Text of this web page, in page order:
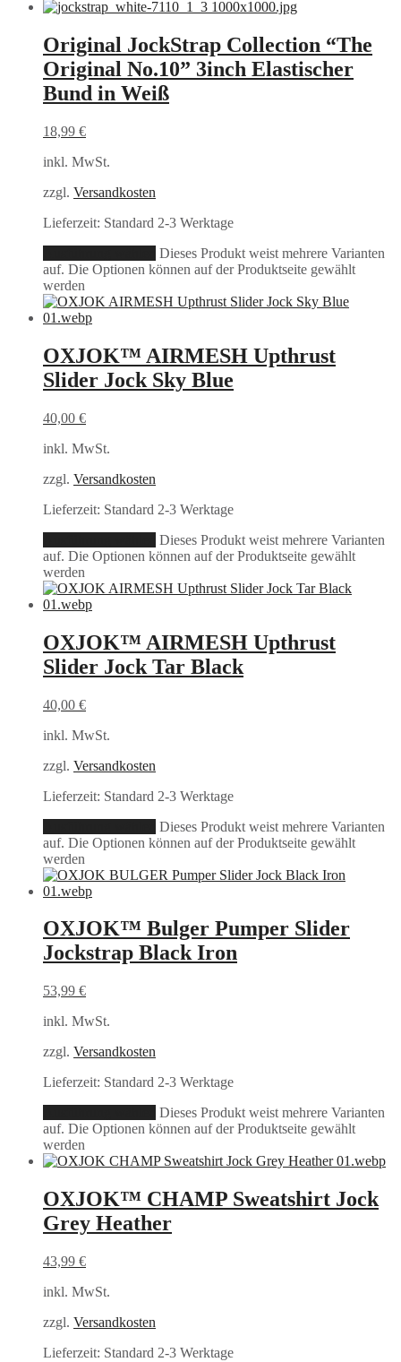
Original JockStrap Collection “The
Original No.10” 3inch Elastischer
Bund in Weiß
18,99 €
inkl. MwSt.
zzgl. Versandkosten
Lieferzeit: Standard 2-3 Werktage
Dieses Produkt weist mehrere Varianten
auf. Die Optionen können auf der Produktseite gewählt
werden
OXJOK™ AIRMESH Upthrust
Slider Jock Sky Blue
40,00 €
inkl. MwSt.
zzgl. Versandkosten
Lieferzeit: Standard 2-3 Werktage
Dieses Produkt weist mehrere Varianten
auf. Die Optionen können auf der Produktseite gewählt
werden
OXJOK™ AIRMESH Upthrust
Slider Jock Tar Black
40,00 €
inkl. MwSt.
zzgl. Versandkosten
Lieferzeit: Standard 2-3 Werktage
Dieses Produkt weist mehrere Varianten
auf. Die Optionen können auf der Produktseite gewählt
werden
OXJOK™ Bulger Pumper Slider
Jockstrap Black Iron
53,99 €
inkl. MwSt.
zzgl. Versandkosten
Lieferzeit: Standard 2-3 Werktage
Dieses Produkt weist mehrere Varianten
auf. Die Optionen können auf der Produktseite gewählt
werden
OXJOK™ CHAMP Sweatshirt Jock
Grey Heather
43,99 €
inkl. MwSt.
zzgl. Versandkosten
Lieferzeit: Standard 2-3 Werktage